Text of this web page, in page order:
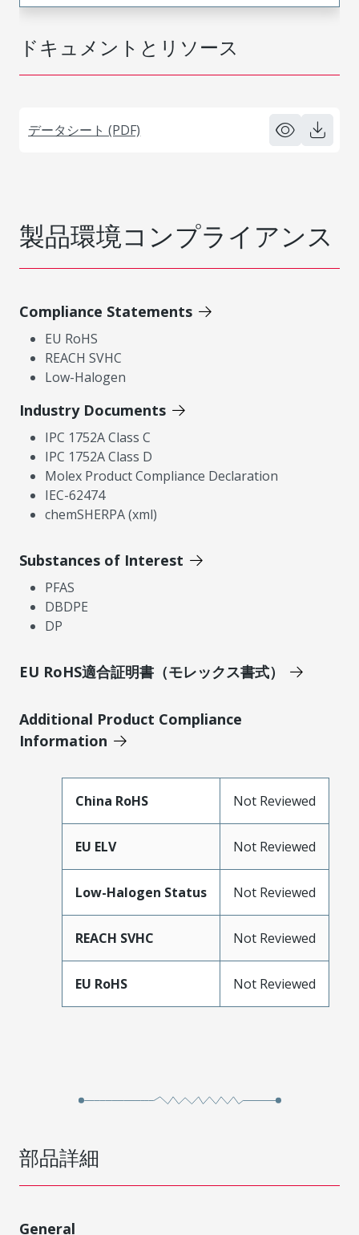
ドキュメントとリソース
データシート (PDF)
製品環境コンプライアンス
Compliance Statements
EU RoHS
REACH SVHC
Low-Halogen
Industry Documents
IPC 1752A Class C
IPC 1752A Class D
Molex Product Compliance Declaration
IEC-62474
chemSHERPA (xml)
Substances of Interest
PFAS
DBDPE
DP
EU RoHS適合証明書（モレックス書式）
Additional Product Compliance
Information
China RoHS Not Reviewed
EU ELV Not Reviewed
Low-Halogen Status Not Reviewed
REACH SVHC Not Reviewed
EU RoHS Not Reviewed
部品詳細
General